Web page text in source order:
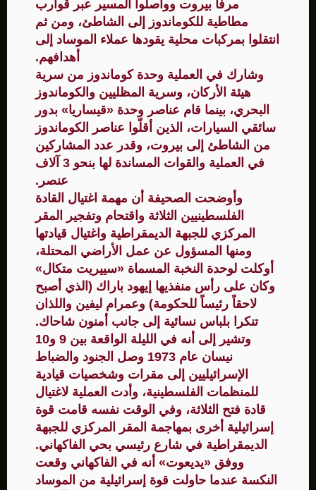
مرفأ بيروت وواصلوا المسير عبر قوارب
مطاطية للكوماندوز إلى الشاطئ، ومن ثم
انتقلوا بمركبات محلية يقودها عملاء الموساد إلى
أهدافهم.
وشارك في العملية وحدة كوماندوز من سرية
هيئة الأركان، وسرية المظليين والكوماندوز
البحري، بينما قام عناصر وحدة «قيساريا» بدور
سائقي السيارات، الذين أقلّوا عناصر الكوماندوز
من الشاطئ إلى بيروت، وقدر عدد المشاركين
في العملية والقوات المساندة لها بنحو 3 آلاف
عنصر.
وأوضحت الصحيفة أن مهمة اغتيال القادة
الفلسطينيين الثلاثة واقتحام وتفجير المقر
المركزي للجبهة الديمقراطية واغتيال قيادتها
ومنها المسؤول عن عمل الأراضي المحتلة،
أوكلت لوحدة النخبة المسماة «سييريت متكال»
وكان على رأس منفذيها إيهود باراك (الذي أصبح
لاحقاً رئيساً للحكومة) وعمرام ليفين واللذان
تنكرا بلباس نسائية إلى جانب أمنون شاحاك.
وتشير إلى أنه في الليلة الواقعة بين 9 و10
نيسان عام 1973 وصل الجنود والضباط
الإسرائيليين إلى مقرات وشخصيات قيادية
للمنظمات الفلسطينية، وأدت العملية لاغتيال
قادة فتح الثلاثة، وفي الوقت نفسه قامت قوة
إسرائيلية أخرى بمهاجمة المقر المركزي للجبهة
الديمقراطية في شارع رئيسي بحي الفاكهاني.
ووفق «يديعوت» أنه في الفاكهاني وقعت
النكسة عندما حاولت قوة إسرائيلية من الموساد